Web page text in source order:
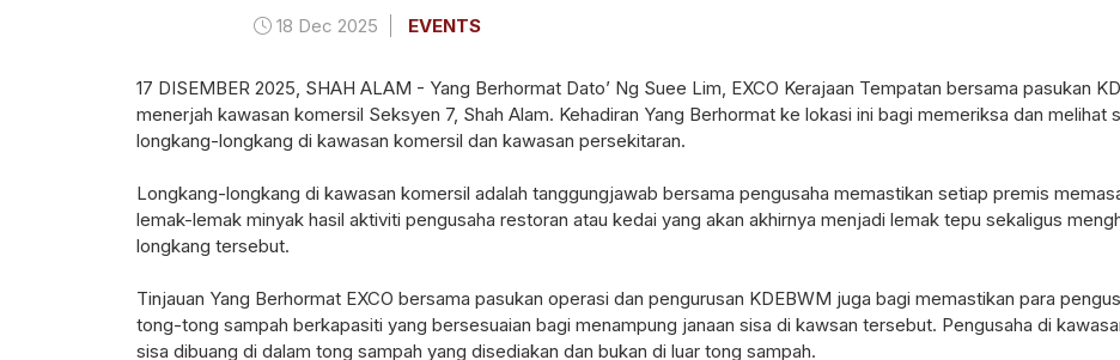
18 Dec 2025 EVENTS
17 DISEMBER 2025, SHAH ALAM - Yang Berhormat Dato’ Ng Suee Lim, EXCO Kerajaan Tempatan bersama pasukan
menerjah kawasan komersil Seksyen 7, Shah Alam. Kehadiran Yang Berhormat ke lokasi ini bagi memeriksa dan melihat
longkang-longkang di kawasan komersil dan kawasan persekitaran.
Longkang-longkang di kawasan komersil adalah tanggungjawab bersama pengusaha memastikan setiap premis
lemak-lemak minyak hasil aktiviti pengusaha restoran atau kedai yang akan akhirnya menjadi lemak tepu sekaligus
longkang tersebut.
Tinjauan Yang Berhormat EXCO bersama pasukan operasi dan pengurusan KDEBWM juga bagi memastikan para
tong-tong sampah berkapasiti yang bersesuaian bagi menampung janaan sisa di kawsan tersebut. Pengusaha di
sisa dibuang di dalam tong sampah yang disediakan dan bukan di luar tong sampah.